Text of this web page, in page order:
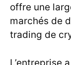
offre une
marchés de
trading de
L’entreprise